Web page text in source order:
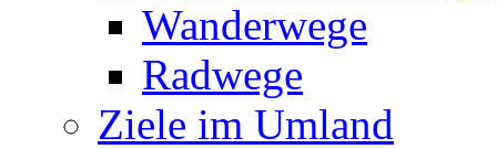
Wanderwege
Radwege
Ziele im Umland